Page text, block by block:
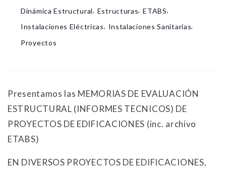
Dinámica Estructural, Estructuras, ETABS,
Instalaciones Eléctricas, Instalaciones Sanitarias,
Proyectos
Presentamos las MEMORIAS DE EVALUACIÓN
ESTRUCTURAL (INFORMES TECNICOS) DE
PROYECTOS DE EDIFICACIONES (inc. archivo
ETABS)
EN DIVERSOS PROYECTOS DE EDIFICACIONES,